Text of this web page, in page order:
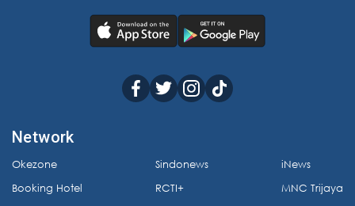
Network
Okezone
Booking Hotel
Sindonews
RCTI+
iNews
MNC Trijaya